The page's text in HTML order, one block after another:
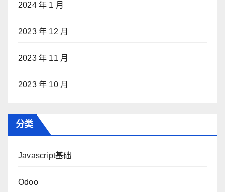
2024 年 1 月
2023 年 12 月
2023 年 11 月
2023 年 10 月
分类
Javascript基础
Odoo